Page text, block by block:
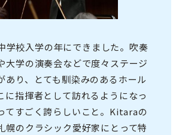
学校入学の年にできました。吹奏
大学の演奏会などで度々ステージ
あり、とても馴染みのあるホール
に指揮者として訪れるようになっ
てすごく誇らしいこと。Kitaraの
幌のクラシック愛好家にとって特